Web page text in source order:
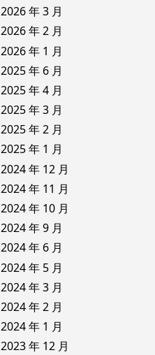
2026 年 3 月
2026 年 2 月
2026 年 1 月
2025 年 6 月
2025 年 4 月
2025 年 3 月
2025 年 2 月
2025 年 1 月
2024 年 12 月
2024 年 11 月
2024 年 10 月
2024 年 9 月
2024 年 6 月
2024 年 5 月
2024 年 3 月
2024 年 2 月
2024 年 1 月
2023 年 12 月